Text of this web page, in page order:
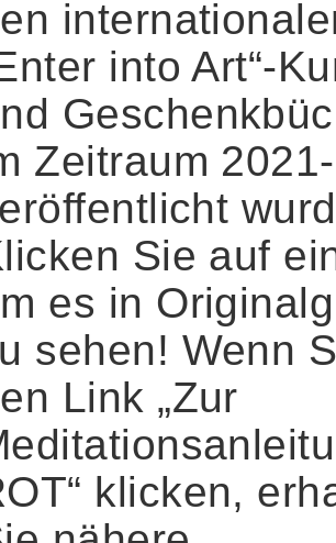
into Art“-
Zeitraum
Sie auf
es in
sehen! Wenn
Link „Zur
klicken,